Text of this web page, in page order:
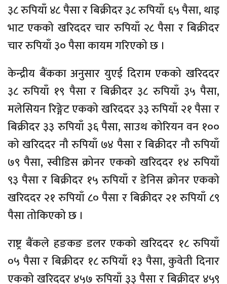
३८ रुपियाँ ४८ पैसा र बिक्रीदर ३८ रुपियाँ ६५ पैसा, थाइ
भाट एकको खरिददर चार रुपियाँ २८ पैसा र बिक्रीदर
चार रुपियाँ ३० पैसा कायम गरिएको छ ।
केन्द्रीय बैंकका अनुसार युएई दिराम एकको खरिददर
३८ रुपियाँ १९ पैसा र बिक्रीदर ३८ रुपियाँ ३५ पैसा,
मलेसियन रिङ्गेट एकको खरिददर ३३ रुपियाँ २१ पैसा र
बिक्रीदर ३३ रुपियाँ ३६ पैसा, साउथ कोरियन वन १००
को खरिददर नौ रुपियाँ ७४ पैसा र बिक्रीदर नौ रुपियाँ
७९ पैसा, स्वीडिस क्रोनर एकको खरिददर १४ रुपियाँ
९३ पैसा र बिक्रीदर १५ रुपियाँ र डेनिस क्रोनर एकको
खरिददर २१ रुपियाँ ८० पैसा र बिक्रीदर २१ रुपियाँ ८९
पैसा तोकिएको छ ।
राष्ट्र बैंकले हङकङ डलर एकको खरिददर १८ रुपियाँ
०५ पैसा र बिक्रीदर १८ रुपियाँ १३ पैसा, कुवेती दिनार
एकको खरिददर ४५७ रुपियाँ ३३ पैसा र बिक्रीदर ४५९